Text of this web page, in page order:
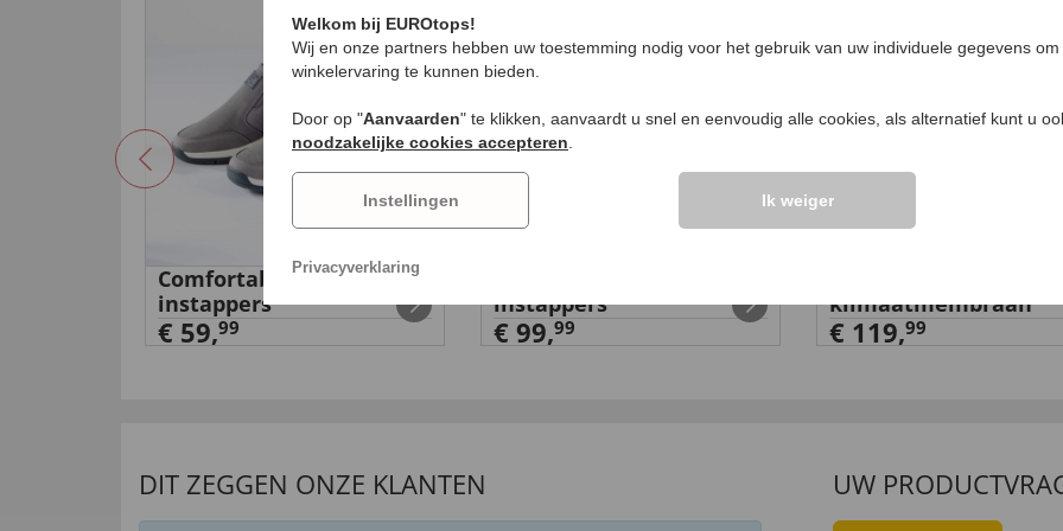
Comfortabele stretch-
instappers
€ 59,99
instappers
€ 99,99
klimaatmembraan
€ 119,99
DIT ZEGGEN ONZE KLANTEN UW
Welkom bij EUROtops!
Wij en onze partners hebben uw toestemming nodig voor het gebruik van uw individuele gegevens
winkelervaring te kunnen bieden.
Door op "Aanvaarden" te klikken, aanvaardt u snel en eenvoudig alle cookies, als alternatief kunt u
noodzakelijke cookies accepteren
Instellingen Ik weiger
Privacyverklaring